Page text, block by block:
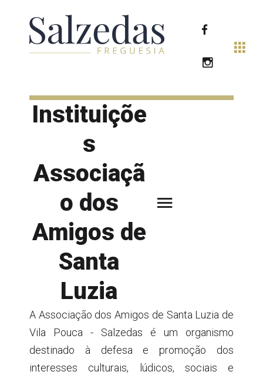
Instituiçõe
s
Associaçã
o dos
Amigos de
Santa
Luzia
A Associação dos Amigos de Santa Luzia de
Vila Pouca - Salzedas é um organismo
destinado à defesa e promoção dos
interesses culturais, lúdicos, sociais e